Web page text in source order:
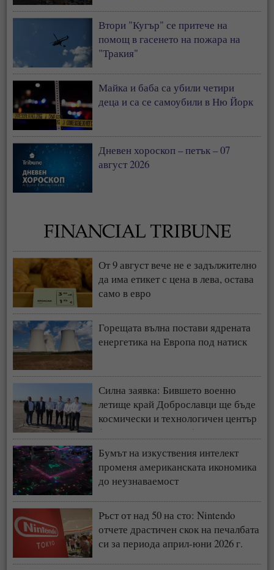
Втори "Кугър" се притече на
помощ в гасенето на пожара на
"Тракия"
Майка и баба са убили четири
деца и са се самоубили в Ню Йорк
Дневен хороскоп – петък – 07
август 2026
От 9 август вече не е задължително
да има етикет с цена в лева, остава
само в евро
Горещата вълна постави ядрената
енергетика на Европа под натиск
Силна заявка: Бившето военно
летище край Доброславци ще бъде
космически и технологичен център
(СНИМКИ + ВИДЕО)
Бумът на изкуствения интелект
променя американската икономика
до неузнаваемост
Ръст от над 50 на сто: Nintendo
отчете драстичен скок на печалбата
си за периода април-юни 2026 г.